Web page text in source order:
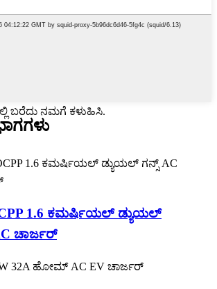
ಬರೆದು ನಮಗೆ ಕಳುಹಿಸಿ.
1.6 ಕಮರ್ಷಿಯಲ್ ಡ್ಯುಯಲ್
ಚಾರ್ಜರ್